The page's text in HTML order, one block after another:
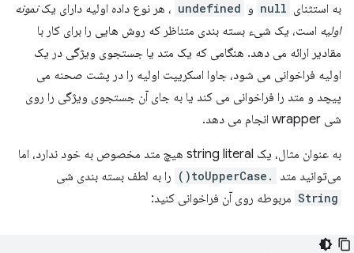
به استثنای null و undefined ، هر نوع داده اولیه دارای یکنمونه
اولیه است، یک شیء بسته بندی متناظر که روش هایی را برای کار با
مقادیر ارائه می دهد. هنگامی که یک متد یا جستجوی ویژگی در یک
اولیه فراخوانی می شود، جاوا اسکریپت اولیه را در پشت صحنه می
پیچد و متد را فراخوانی می کند یا به جای آن جستجوی ویژگی را روی
شی wrapper انجام می دهد.
به عنوان مثال، یک string literal هیچ متد مخصوص به خود ندارد، اما
می‌توانید متد
.toUpperCase() را به لطف بسته بندی شی
String مربوطه روی آن فراخوانی کنید: